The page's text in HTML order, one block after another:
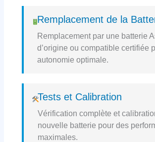
Remplacement de la
Remplacement par une batterie
d’origine ou compatible certifiée
autonomie optimale.
Tests et Calibration
Vérification complète et
nouvelle batterie pour des
maximales.